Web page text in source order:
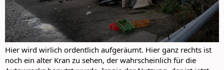
Hier wird wirlich ordentlich aufgeräumt. Hier ganz rechts ist
noch ein alter Kran zu sehen, der wahrscheinlich für die